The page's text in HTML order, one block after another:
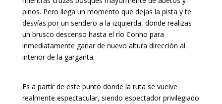
pinos. Pero llega un momento que dejas la pista y te
desvías por un sendero a la izquierda, donde realizas
un brusco descenso hasta el río Conho para
inmediatamente ganar de nuevo altura dirección al
interior de la garganta.
Es a partir de este punto donde la ruta se vuelve
realmente espectacular, siendo espectador privilegiado